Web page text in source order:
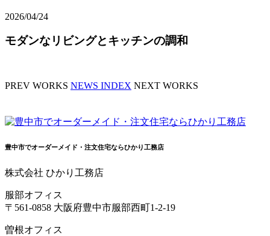
2026/04/24
モダンなリビングとキッチンの調和
PREV WORKS NEWS INDEX NEXT WORKS
豊中市でオーダーメイド・注文住宅ならひかり工務店
株式会社 ひかり工務店
服部オフィス
〒561-0858 大阪府豊中市服部西町1-2-19
曽根オフィス